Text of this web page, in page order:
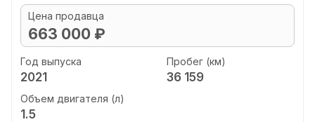
Цена продавца
663 000 ₽
Год выпуска
2021
Пробег (км)
36 159
Объем двигателя (л)
1.5